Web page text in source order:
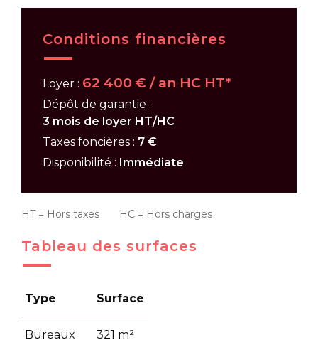
Conditions financières
Loyer : 62 400 € / an HC HT*
Dépôt de garantie :
3 mois de loyer HT/HC
Taxes foncières : 7 €
Disponibilité : Immédiate
HT = Hors taxes HC = Hors charges
Tableau des surfaces
Type Surface
Bureaux 321 m²